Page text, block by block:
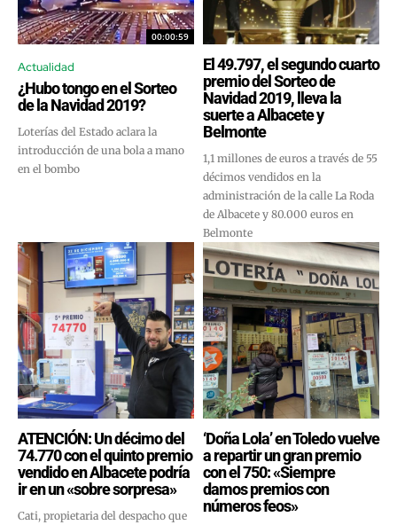
00:00:59
Actualidad
¿Hubo tongo en el Sorteo
de la Navidad 2019?
Loterías del Estado aclara la
introducción de una bola a mano
en el bombo
El 49.797, el segundo cuarto
premio del Sorteo de
Navidad 2019, lleva la
suerte a Albacete y
Belmonte
1,1 millones de euros a través de 55
décimos vendidos en la
administración de la calle La Roda
de Albacete y 80.000 euros en
Belmonte
ATENCIÓN: Un décimo del
74.770 con el quinto premio
vendido en Albacete podría
ir en un «sobre sorpresa»
Cati, propietaria del despacho que
‘Doña Lola’ en Toledo vuelve
a repartir un gran premio
con el 750: «Siempre
damos premios con
números feos»